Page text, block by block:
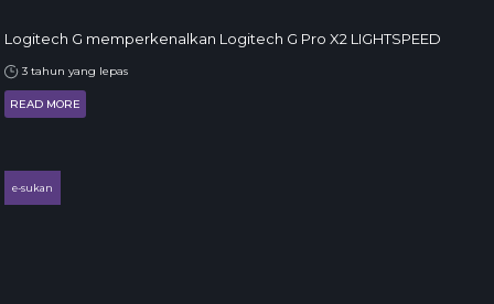
Logitech G memperkenalkan Logitech G Pro X2 LIGHTSPEED
3 tahun yang lepas
READ MORE
e-sukan